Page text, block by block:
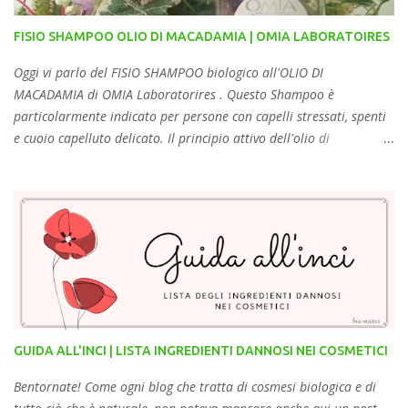
fruit oil, tocopheryl acetate , phenoxyethanol, propylene glycol ,
decylene glycol, ci 77891, ci 77491, ci 77492, ci 77499 . Si legge: "Il
correttore Astra vanta una formulazione innovativa,
estremamente cop...
FISIO SHAMPOO OLIO DI MACADAMIA | OMIA LABORATOIRES
Oggi vi parlo del FISIO SHAMPOO biologico all'OLIO DI
MACADAMIA di OMIA Laboratorires . Questo Shampoo è
particolarmente indicato per persone con capelli stressati, spenti
e cuoio capelluto delicato. Il principio attivo dell'olio di
Biologici ed estratto con metodi meccanici senza l'utilizzo di
solventi chimici. Certificato ICEA Eco Bio Cosmesi, Cruelty free, non
contiene ingredienti di derivazione animale, adatto ai vegetariani
e ai vegani. Formulazione senza Sodium Laureth Solfato, SLES free
e senza sale, caratteristiche che rendono il prodotto delicato sul
cuoio capelluto, permettendo un utilizzo frequente ed assicurando
un’idratazione quotidiana. I tensioattivi utilizzati sono delicati,
cosi come tutti gli ingredienti impiegati. Il prodotto contiene 0% di
parabeni, 0% glicole propilenico, 0% PEG, 0% coloranti sintetici,
0% siliconi. ...
GUIDA ALL'INCI | LISTA INGREDIENTI DANNOSI NEI COSMETICI
Bentornate! Come ogni blog che tratta di cosmesi biologica e di